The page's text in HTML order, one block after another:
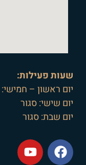
שעות פעילות:
יום ראשון – חמישי: 09:00-17:00
יום שישי: סגור
יום שבת: סגור